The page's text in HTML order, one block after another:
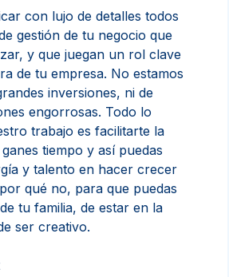
con lujo de detalles todos
gestión de tu negocio que
y que juegan un rol clave
de tu empresa. No estamos
inversiones, ni de
engorrosas. Todo lo
trabajo es facilitarte la
tiempo y así puedas
y talento en hacer crecer
qué no, para que puedas
tu familia, de estar en la
ser creativo.